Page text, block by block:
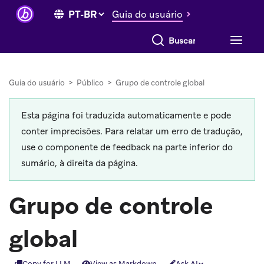
Guia do usuário
Buscar tudo
Guia do usuário > Público > Grupo de controle global
Esta página foi traduzida automaticamente e pode
conter imprecisões. Para relatar um erro de tradução,
use o componente de feedback na parte inferior do
sumário, à direita da página.
Grupo de controle
global